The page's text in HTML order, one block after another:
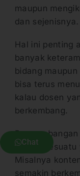
maupun
dan sejenisnya.
Hal ini penting
banyak
bidang
bisa terus
kalau dosen
berkembang.
segala sesuatu
Misalnya
semakin
Chat